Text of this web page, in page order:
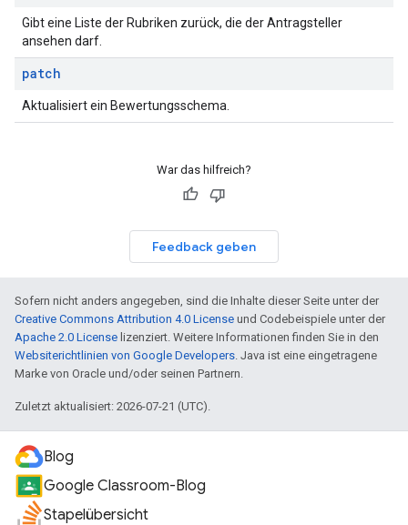
Gibt eine Liste der Rubriken zurück, die der Antragsteller
ansehen darf.
patch
Aktualisiert ein Bewertungsschema.
War das hilfreich?
Feedback geben
Sofern nicht anders angegeben, sind die Inhalte dieser Seite unter der
Creative Commons Attribution 4.0 License und Codebeispiele unter der
Apache 2.0 License lizenziert. Weitere Informationen finden Sie in den
Websiterichtlinien von Google Developers. Java ist eine eingetragene
Marke von Oracle und/oder seinen Partnern.
Zuletzt aktualisiert: 2026-07-21 (UTC).
Blog
Google Classroom-Blog
Stapelübersicht